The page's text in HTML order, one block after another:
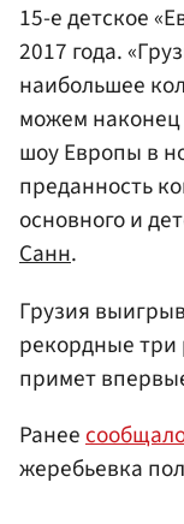
15-е детское
2017 года.
наибольшее
можем
шоу Европы в
преданность
основного и
Санн.
Грузия
рекордные три
примет
Ранее
жеребьевка